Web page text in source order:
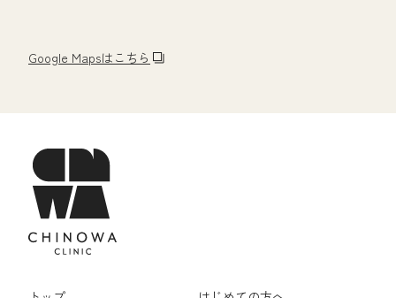
Google Mapsはこちら